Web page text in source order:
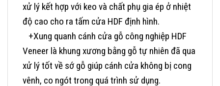
xử lý kết hợp với keo và chất phụ gia ép ở nhiệt
độ cao cho ra tấm cửa HDF định hình.
+Xung quanh cánh cửa gỗ công nghiệp HDF
Veneer là khung xương bằng gỗ tự nhiên đã qua
xử lý tốt về sớ gỗ giúp cánh cửa không bị cong
vênh, co ngót trong quá trình sử dụng.